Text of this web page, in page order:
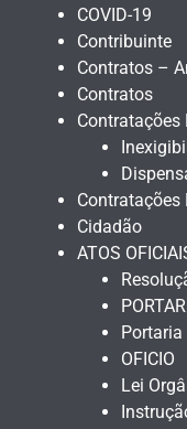
COVID-19
Contribuinte
Contratos –
Contratos
Contratações
Contratações
Cidadão
ATOS
Portaria
OFICIO
Lei